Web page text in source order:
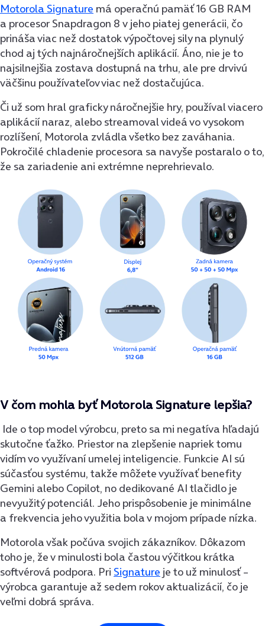
Motorola Signature má operačnú pamäť 16 GB RAM
a procesor Snapdragon 8 v jeho piatej generácii, čo
prináša viac než dostatok výpočtovej sily na plynulý
chod aj tých najnáročnejších aplikácií. Áno, nie je to
najsilnejšia zostava dostupná na trhu, ale pre drvivú
väčšinu používateľov viac než dostačujúca.
Či už som hral graficky náročnejšie hry, používal viacero
aplikácií naraz, alebo streamoval videá vo vysokom
rozlíšení, Motorola zvládla všetko bez zaváhania.
Pokročilé chladenie procesora sa navyše postaralo o to,
že sa zariadenie ani extrémne neprehrievalo.
V čom mohla byť Motorola Signature lepšia?
Ide o top model výrobcu, preto sa mi negatíva hľadajú
skutočne ťažko. Priestor na zlepšenie napriek tomu
vidím vo využívaní umelej inteligencie. Funkcie AI sú
súčasťou systému, takže môžete využívať benefity
Gemini alebo Copilot, no dedikované AI tlačidlo je
nevyužitý potenciál. Jeho prispôsobenie je minimálne
a frekvencia jeho využitia bola v mojom prípade nízka.
Motorola však počúva svojich zákazníkov. Dôkazom
toho je, že v minulosti bola častou výčitkou krátka
softvérová podpora. Pri Signature je to už minulosť –
výrobca garantuje až sedem rokov aktualizácií, čo je
veľmi dobrá správa.